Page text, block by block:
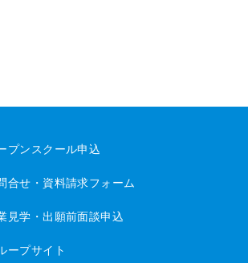
プンスクール申込
合せ・資料請求フォーム
見学・出願前面談申込
ープサイト